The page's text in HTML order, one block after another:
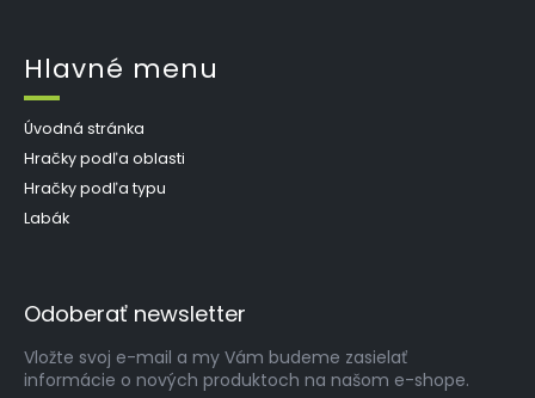
Hlavné menu
Úvodná stránka
Hračky podľa oblasti
Hračky podľa typu
Labák
Odoberať newsletter
Vložte svoj e-mail a my Vám budeme zasielať
informácie o nových produktoch na našom e-shope.